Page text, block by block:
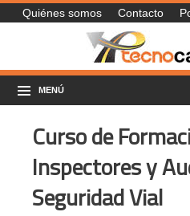
Quiénes somos Contacto
MENÚ
Curso de
Inspectores y
Seguridad Vial